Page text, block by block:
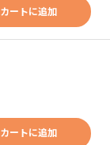
カートに追加
カートに追加